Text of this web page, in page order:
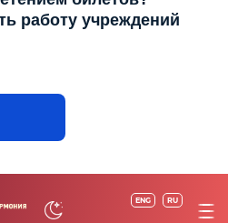
работу учреждений
ENG RU